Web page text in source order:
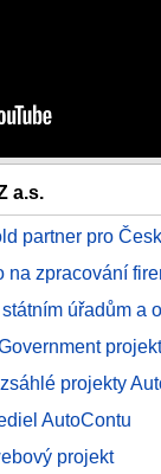
a.s.
partner pro
zpracování
úřadům a
projekty
AutoContu
projekt